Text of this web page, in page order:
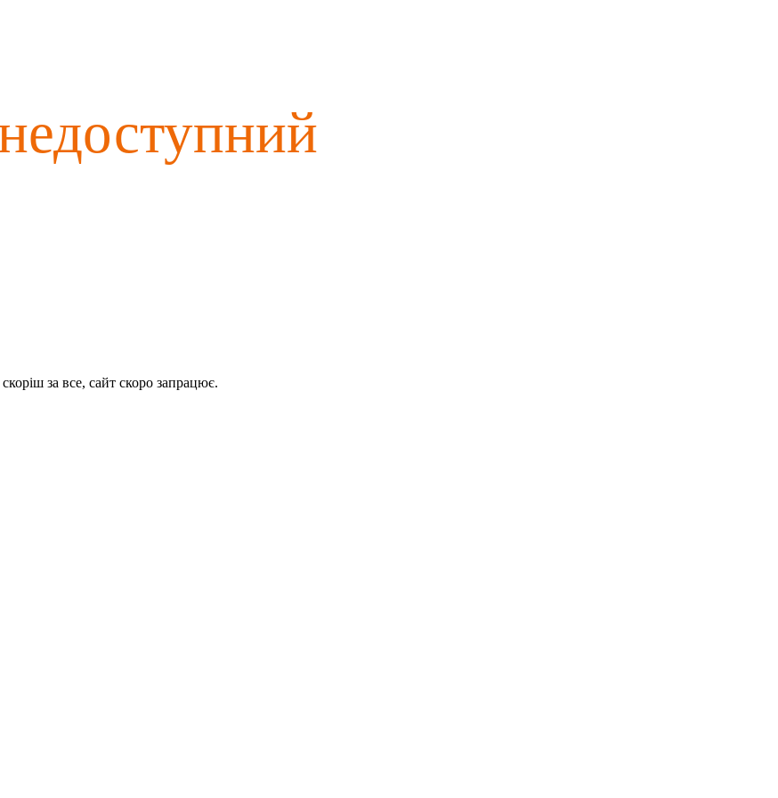
за все, сайт скоро запрацює.